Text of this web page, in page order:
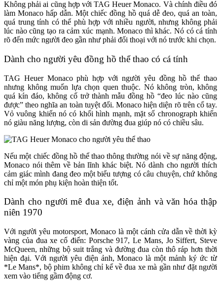
Không phải ai cũng hợp với TAG Heuer Monaco. Và chính điều đó
làm Monaco hấp dẫn. Một chiếc đồng hồ quá dễ đeo, quá an toàn,
quá trung tính có thể phù hợp với nhiều người, nhưng không phải
lúc nào cũng tạo ra cảm xúc mạnh. Monaco thì khác. Nó có cá tính
rõ đến mức người đeo gần như phải đối thoại với nó trước khi chọn.
Dành cho người yêu đồng hồ thể thao có cá tính
TAG Heuer Monaco phù hợp với người yêu đồng hồ thể thao
nhưng không muốn lựa chọn quen thuộc. Nó không tròn, không
quá kín đáo, không cố trở thành mẫu đồng hồ “đeo lúc nào cũng
được” theo nghĩa an toàn tuyệt đối. Monaco hiện diện rõ trên cổ tay.
Vỏ vuông khiến nó có khối hình mạnh, mặt số chronograph khiến
nó giàu năng lượng, còn di sản đường đua giúp nó có chiều sâu.
Nếu một chiếc đồng hồ thể thao thông thường nói về sự năng động,
Monaco nói thêm về bản lĩnh khác biệt. Nó dành cho người thích
cảm giác mình đang đeo một biểu tượng có câu chuyện, chứ không
chỉ một món phụ kiện hoàn thiện tốt.
Dành cho người mê đua xe, điện ảnh và văn hóa thập
niên 1970
Với người yêu motorsport, Monaco là một cánh cửa dẫn về thời kỳ
vàng của đua xe cổ điển: Porsche 917, Le Mans, Jo Siffert, Steve
McQueen, những bộ suit trắng và đường đua còn thô ráp hơn thời
hiện đại. Với người yêu điện ảnh, Monaco là một mảnh ký ức từ
*Le Mans*, bộ phim không chỉ kể về đua xe mà gần như đặt người
xem vào tiếng gầm động cơ.